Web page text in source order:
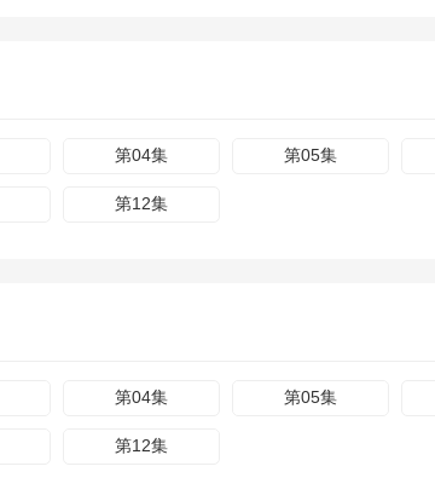
第04集 第05集
第12集
第04集 第05集
第12集